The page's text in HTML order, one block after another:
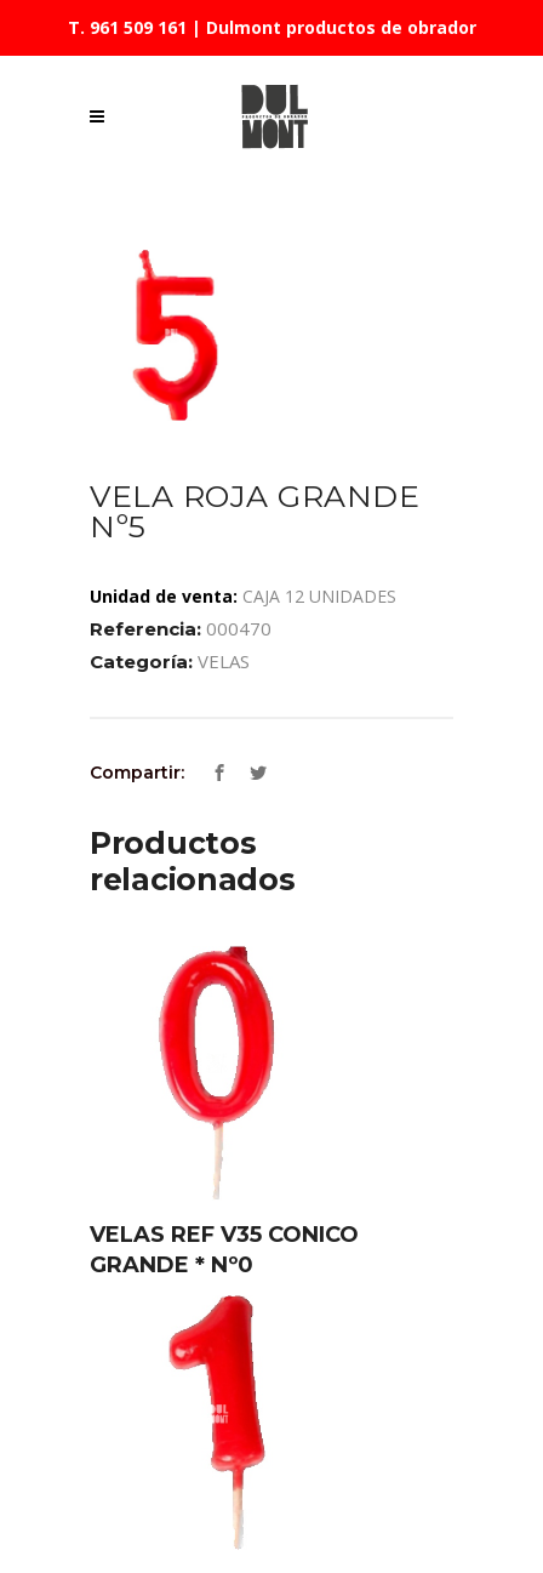
T. 961 509 161 | Dulmont productos de obrador
VELA ROJA GRANDE
Nº5
Unidad de venta: CAJA 12 UNIDADES
Referencia: 000470
Categoría: VELAS
Compartir:
Productos
relacionados
VELAS REF V35 CONICO
GRANDE * Nº0